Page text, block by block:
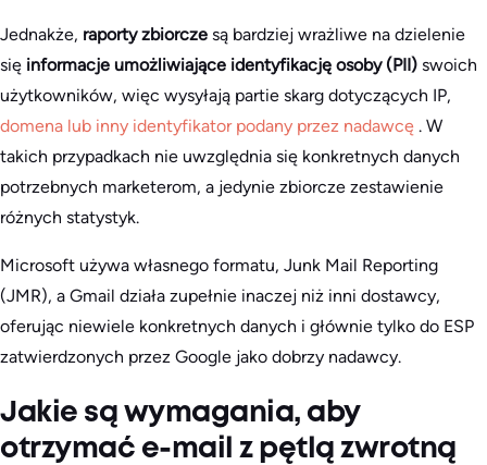
Jednakże, raporty zbiorcze są bardziej wrażliwe na dzielenie
się informacje umożliwiające identyfikację osoby (PII) swoich
użytkowników, więc wysyłają partie skarg dotyczących IP,
domena lub inny identyfikator podany przez nadawcę . W
takich przypadkach nie uwzględnia się konkretnych danych
potrzebnych marketerom, a jedynie zbiorcze zestawienie
różnych statystyk.
Microsoft używa własnego formatu, Junk Mail Reporting
(JMR), a Gmail działa zupełnie inaczej niż inni dostawcy,
oferując niewiele konkretnych danych i głównie tylko do ESP
zatwierdzonych przez Google jako dobrzy nadawcy.
Jakie są wymagania, aby
otrzymać e-mail z pętlą zwrotną